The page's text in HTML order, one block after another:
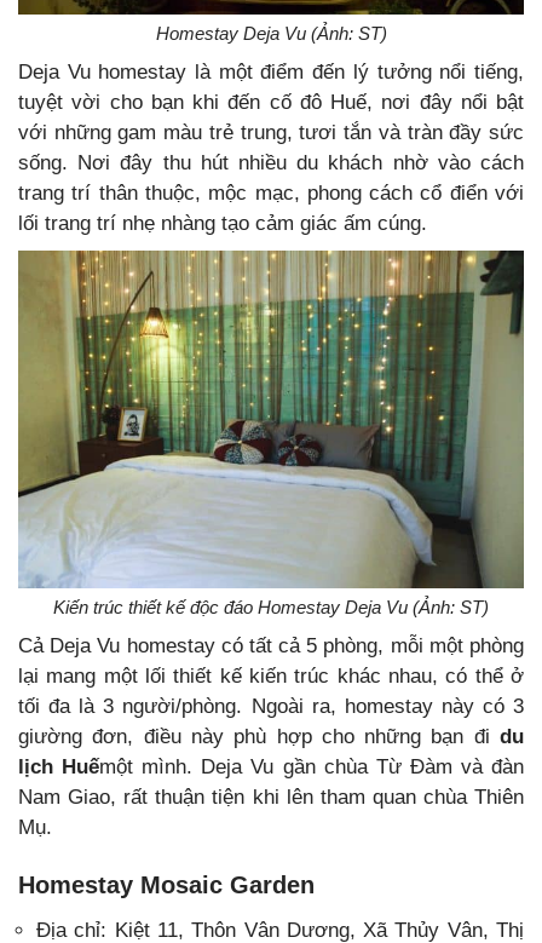
Homestay Deja Vu (Ảnh: ST)
Deja Vu homestay là một điểm đến lý tưởng nổi tiếng,
tuyệt vời cho bạn khi đến cố đô Huế, nơi đây nổi bật
với những gam màu trẻ trung, tươi tắn và tràn đầy sức
sống. Nơi đây thu hút nhiều du khách nhờ vào cách
trang trí thân thuộc, mộc mạc, phong cách cổ điển với
lối trang trí nhẹ nhàng tạo cảm giác ấm cúng.
Kiến trúc thiết kế độc đáo Homestay Deja Vu (Ảnh: ST)
Cả Deja Vu homestay có tất cả 5 phòng, mỗi một phòng
lại mang một lối thiết kế kiến trúc khác nhau, có thể ở
tối đa là 3 người/phòng. Ngoài ra, homestay này có 3
giường đơn, điều này phù hợp cho những bạn đi du
lịch Huếmột mình. Deja Vu gần chùa Từ Đàm và đàn
Nam Giao, rất thuận tiện khi lên tham quan chùa Thiên
Mụ.
Homestay Mosaic Garden
Địa chỉ: Kiệt 11, Thôn Vân Dương, Xã Thủy Vân, Thị